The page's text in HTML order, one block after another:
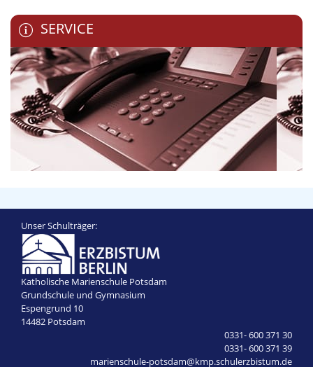
SERVICE
Unser Schulträger:
Katholische Marienschule Potsdam
Grundschule und Gymnasium
Espengrund 10
14482 Potsdam
0331- 600 371 30
0331- 600 371 39
marienschule-potsdam@kmp.schulerzbistum.de